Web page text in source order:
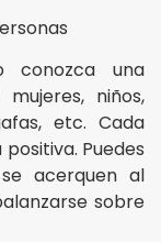
conozca una
niños,
etc. Cada
Puedes
acerquen al
sobre